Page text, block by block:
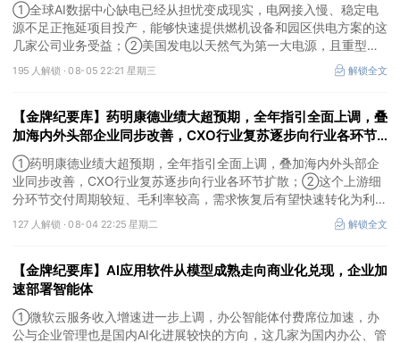
①全球AI数据中心缺电已经从担忧变成现实，电网接入慢、稳定电
源不足正拖延项目投产，能够快速提供燃机设备和园区供电方案的这
几家公司业务受益；②美国发电以天然气为第一大电源，且重型燃
机更适合规模较大、持续运行的数据中心园区，透平叶片为上游主要
卡产能环节，这家国内公司已与国外燃机巨头签署多年供货协议；
采购规模已经超过上一年全年，这几家企业为国内特高压设备头部企
业。
195 人解锁 ·08-05 22:21 星期三 解锁全文
【金牌纪要库】药明康德业绩大超预期，全年指引全面上调，叠
加海内外头部企业同步改善，CXO行业复苏逐步向行业各环节
扩散，这个上游细分环节交付周期较短、毛利率较高，需求恢复
后有望快速转化为利润
①药明康德业绩大超预期，全年指引全面上调，叠加海内外头部企
业同步改善，CXO行业复苏逐步向行业各环节扩散；②这个上游细
分环节交付周期较短、毛利率较高，需求恢复后有望快速转化为利
润，率先完成客户认证并具备规模化生产能力的企业竞争优势更明
显；③相较2019—2021年周期，本轮更多来自存量管线向中后期推
修复，该环节业绩兑现属性更强。
127 人解锁 ·08-04 22:25 星期二 解锁全文
【金牌纪要库】AI应用软件从模型成熟走向商业化兑现，企业加
速部署智能体
①微软云服务收入增速进一步上调，办公智能体付费席位加速，办
公与企业管理也是国内AI化进展较快的方向，这几家为国内办公、管